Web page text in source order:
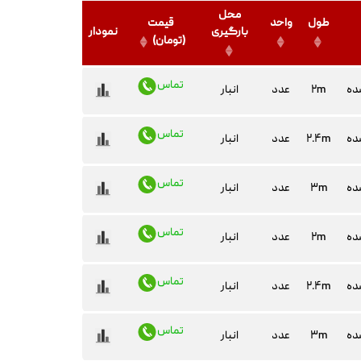
طول واحد
محل
بارگیری
قیمت
(تومان)
نمودار
۲m عدد انبار تماس
۲.۴m عدد انبار تماس
۳m عدد انبار تماس
۲m عدد انبار تماس
۲.۴m عدد انبار تماس
۳m عدد انبار تماس